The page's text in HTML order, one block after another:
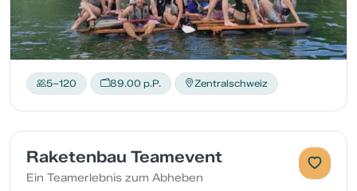
5–120 89.00 p.P. Zentralschweiz
Raketenbau Teamevent
Ein Teamerlebnis zum Abheben